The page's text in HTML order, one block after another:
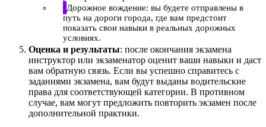
Дорожное вождение: вы будете отправлены в
путь на дороги города, где вам предстоит
показать свои навыки в реальных дорожных
условиях.
Оценка и результаты: после окончания экзамена
инструктор или экзаменатор оценит ваши навыки и даст
вам обратную связь. Если вы успешно справитесь с
заданиями экзамена, вам будут выданы водительские
права для соответствующей категории. В противном
случае, вам могут предложить повторить экзамен после
дополнительной практики.